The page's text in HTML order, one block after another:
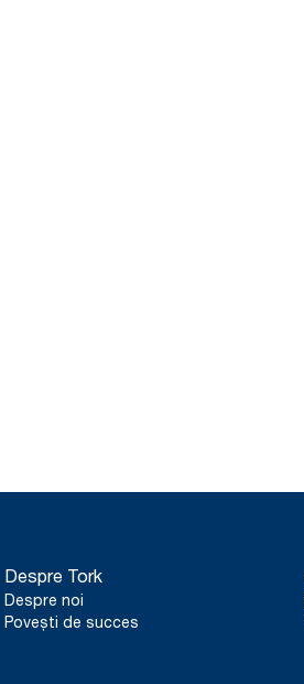
Despre Tork
Despre noi
Povești de succes